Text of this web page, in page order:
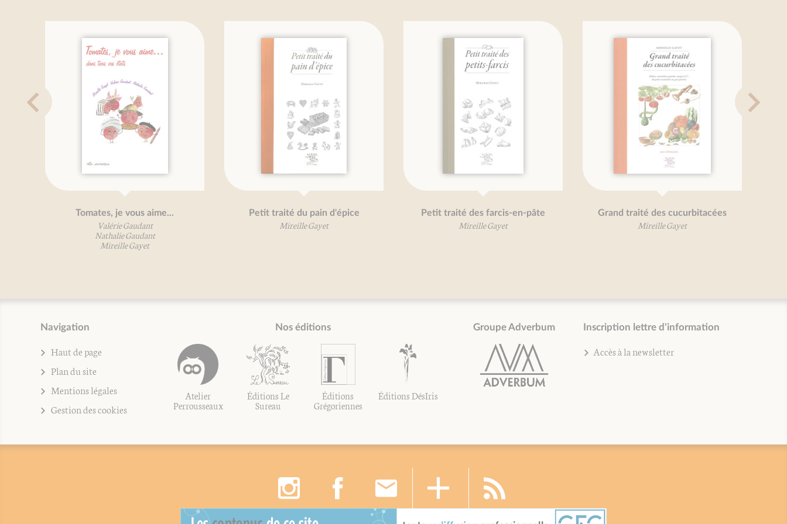
Tomates, je vous aime...
Valérie Gaudant
Nathalie Gaudant
Mireille Gayet
Petit traité du pain d'épice
Mireille Gayet
Petit traité des farcis-en-pâte
Mireille Gayet
Grand traité des cucurbitacées
Mireille Gayet
Navigation
Haut de page
Plan du site
Mentions légales
Gestion des cookies
Nos éditions
Atelier
Perrousseaux
Éditions Le
Sureau
Éditions
Grégoriennes
Éditions DésIris
Groupe Adverbum Inscription lettre d'information
Accès à la newsletter